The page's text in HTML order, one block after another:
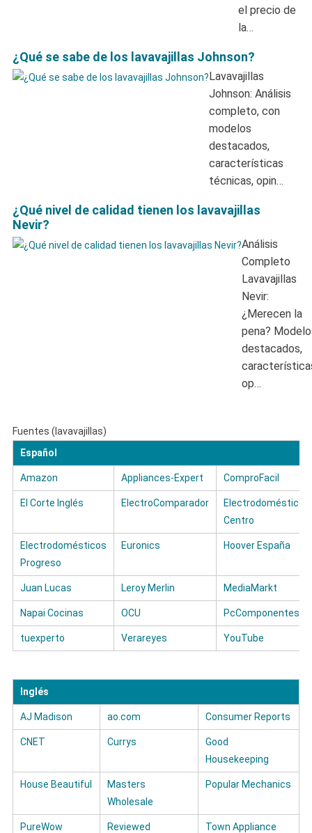
el precio de
la…
¿Qué se sabe de los lavavajillas Johnson?
Lavavajillas
Johnson: Análisis
completo, con
modelos
destacados,
características
técnicas, opin…
¿Qué nivel de calidad tienen los lavavajillas
Nevir?
Análisis
Completo
Lavavajillas
Nevir:
¿Merecen la
pena?
destacados,
op…
Fuentes (lavavajillas)
Español
Amazon Appliances-Expert ComproFacil
El Corte Inglés ElectroComparador
Electrodomésticos
Centro
Electrodomésticos
Progreso
Euronics Hoover España
Juan Lucas Leroy Merlin MediaMarkt
Napai Cocinas OCU PcComponentes
tuexperto Verareyes YouTube
Inglés
AJ Madison ao.com Consumer Reports
CNET Currys
Good
Housekeeping
House Beautiful
Masters
Wholesale
Popular Mechanics
PureWow Reviewed Town Appliance